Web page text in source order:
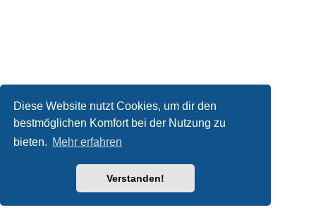
Diese Website nutzt Cookies, um dir den
bestmöglichen Komfort bei der Nutzung zu
bieten. Mehr erfahren
Verstanden!